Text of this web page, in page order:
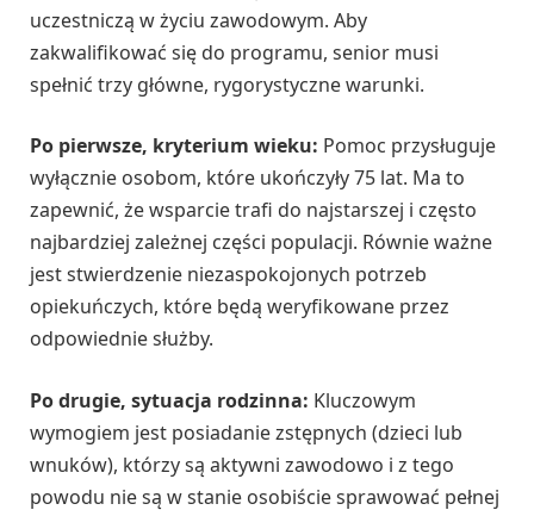
uczestniczą w życiu zawodowym. Aby
zakwalifikować się do programu, senior musi
spełnić trzy główne, rygorystyczne warunki.
Po pierwsze, kryterium wieku: Pomoc przysługuje
wyłącznie osobom, które ukończyły 75 lat. Ma to
zapewnić, że wsparcie trafi do najstarszej i często
najbardziej zależnej części populacji. Równie ważne
jest stwierdzenie niezaspokojonych potrzeb
opiekuńczych, które będą weryfikowane przez
odpowiednie służby.
Po drugie, sytuacja rodzinna: Kluczowym
wymogiem jest posiadanie zstępnych (dzieci lub
wnuków), którzy są aktywni zawodowo i z tego
powodu nie są w stanie osobiście sprawować pełnej